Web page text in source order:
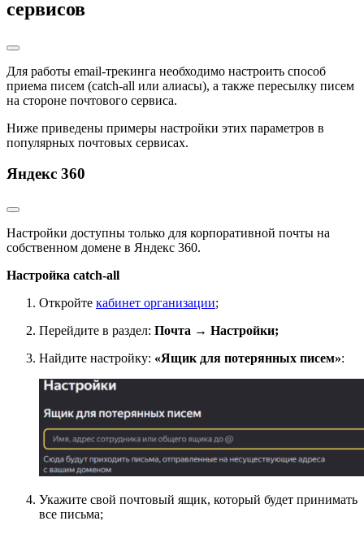
сервисов
Для работы email-трекинга необходимо настроить способ
приема писем (catch-all или алиасы), а также пересылку писем
на стороне почтового сервиса.
Ниже приведены примеры настройки этих параметров в
популярных почтовых сервисах.
Яндекс 360
Настройки доступны только для корпоративной почты на
собственном домене в Яндекс 360.
Настройка catch-all
Откройте кабинет организации;
Перейдите в раздел: Почта → Настройки;
Найдите настройку: «Ящик для потерянных писем»:
Укажите свой почтовый ящик, который будет принимать
все письма;